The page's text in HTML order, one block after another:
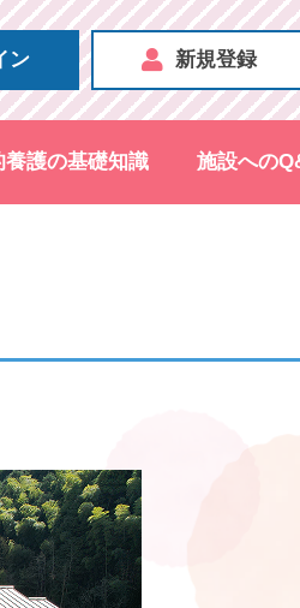
ン 新規登録
養護の基礎知識 施設への